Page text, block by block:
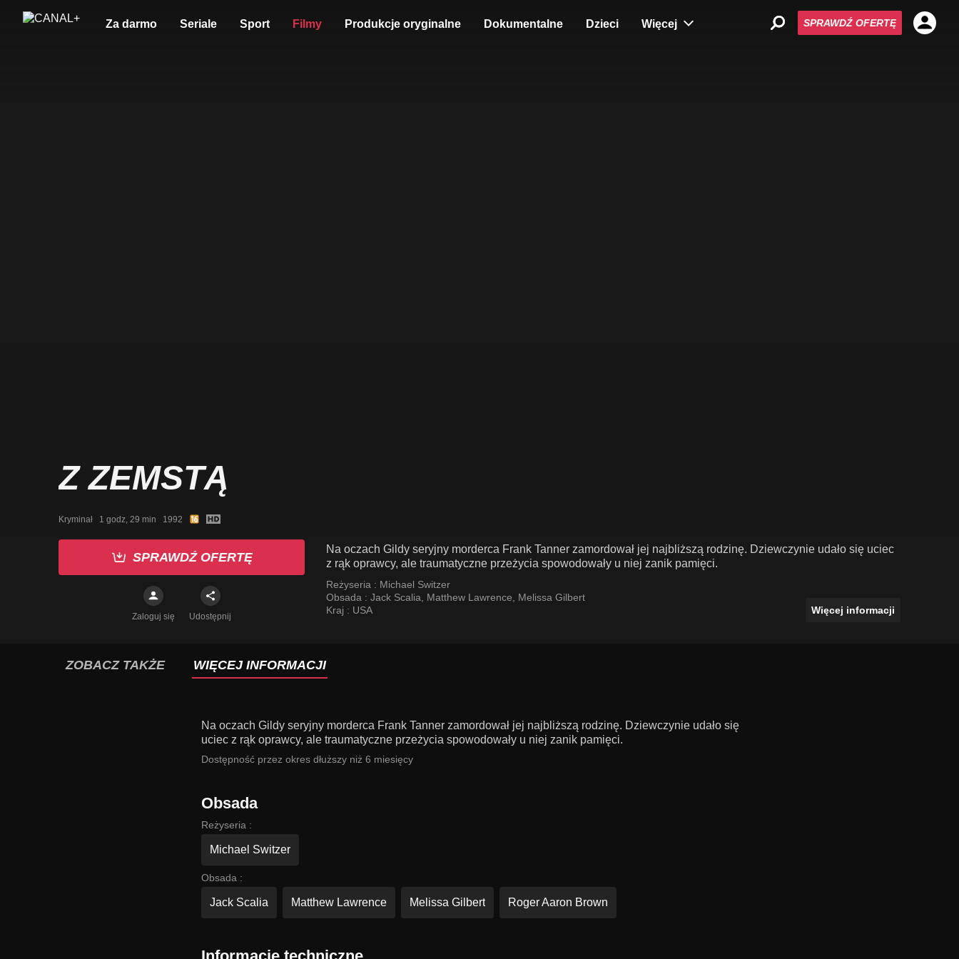
Za darmo Seriale Sport Filmy Produkcje oryginalne Dokumentalne Dzieci Więcej SPRAWDŹ OFERTĘ
Z ZEMSTĄ
Kryminał   1 godz, 29 min   1992
SPRAWDŹ OFERTĘ
Zaloguj się Udostępnij
Na oczach Gildy seryjny morderca Frank Tanner zamordował jej najbliższą rodzinę. Dziewczynie udało się uciec
z rąk oprawcy, ale traumatyczne przeżycia spowodowały u niej zanik pamięci.
Reżyseria : Michael Switzer
Obsada : Jack Scalia Matthew Lawrence
Melissa Gilbert
Kraj : USA Więcej informacji
ZOBACZ TAKŻE WIĘCEJ INFORMACJI
Na oczach Gildy seryjny morderca Frank Tanner zamordował jej najbliższą rodzinę. Dziewczynie udało się
uciec z rąk oprawcy, ale traumatyczne przeżycia spowodowały u niej zanik pamięci.
Dostępność przez okres dłuższy niż 6 miesięcy
Obsada
Reżyseria :
Michael Switzer
Obsada :
Jack Scalia Matthew Lawrence Melissa Gilbert Roger Aaron Brown